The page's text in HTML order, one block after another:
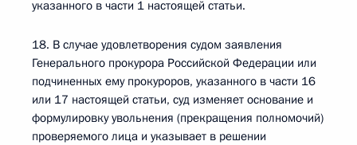
указанного в части 1 настоящей статьи.
18. В случае удовлетворения судом заявления
Генерального прокурора Российской Федерации или
подчиненных ему прокуроров, указанного в части 16
или 17 настоящей статьи, суд изменяет основание и
формулировку увольнения (прекращения полномочий)
проверяемого лица и указывает в решении